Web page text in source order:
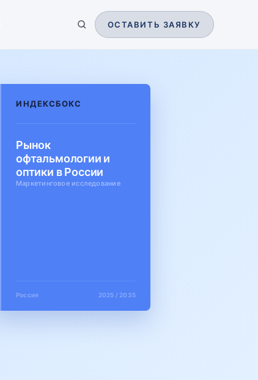
ОСТАВИТЬ ЗАЯВКУ
ИНДЕКСБОКС
Рынок
офтальмологии и
оптики в России
Маркетинговое исследование
Россия 2025 / 2035